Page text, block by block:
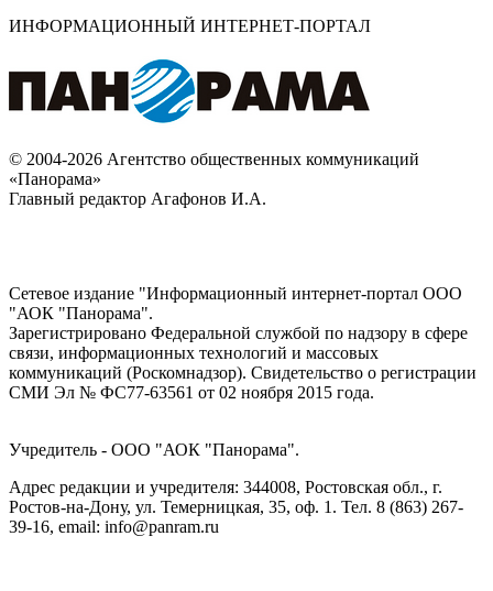
ИНФОРМАЦИОННЫЙ ИНТЕРНЕТ-ПОРТАЛ
© 2004-2026 Агентство общественных коммуникаций
«Панорама»
Главный редактор Агафонов И.А.
Сетевое издание "Информационный интернет-портал ООО
"АОК "Панорама".
Зарегистрировано Федеральной службой по надзору в сфере
связи, информационных технологий и массовых
коммуникаций (Роскомнадзор). Cвидетельство о регистрации
СМИ Эл № ФС77-63561 от 02 ноября 2015 года.
Учредитель - ООО "АОК "Панорама".
Адрес редакции и учредителя: 344008, Ростовская обл., г.
Ростов-на-Дону, ул. Темерницкая, 35, оф. 1. Тел. 8 (863) 267-
39-16, email: info@panram.ru